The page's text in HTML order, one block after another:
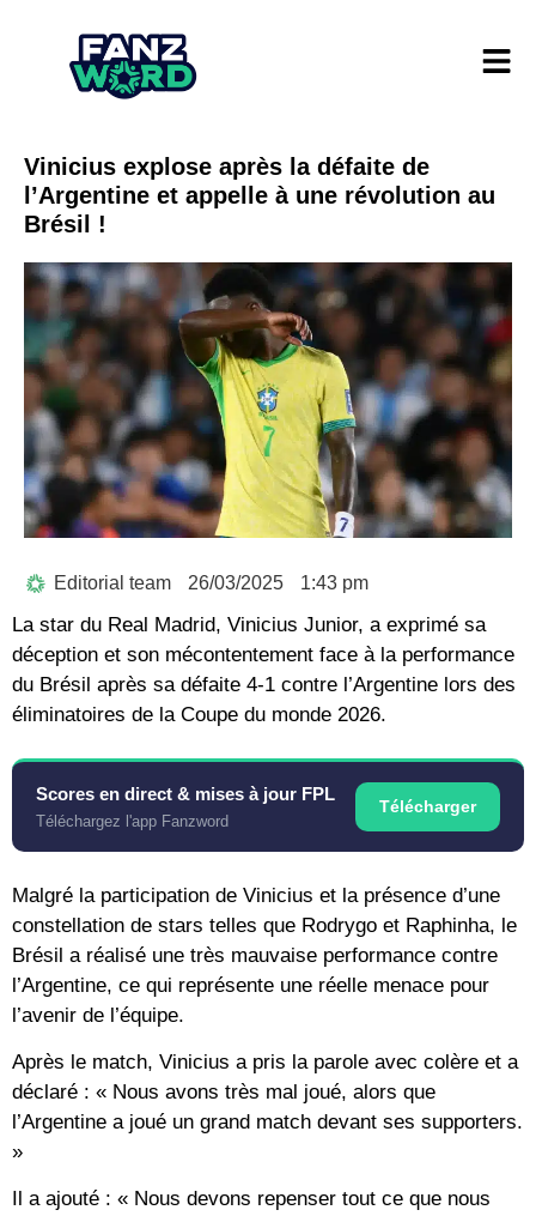
Vinicius explose après la défaite de
l’Argentine et appelle à une révolution au
Brésil !
Editorial team 26/03/2025 1:43 pm
La star du Real Madrid, Vinicius Junior, a exprimé sa
déception et son mécontentement face à la performance
du Brésil après sa défaite 4-1 contre l’Argentine lors des
éliminatoires de la Coupe du monde 2026.
Scores en direct & mises à jour FPL
Téléchargez l'app Fanzword
Télécharger
Malgré la participation de Vinicius et la présence d’une
constellation de stars telles que Rodrygo et Raphinha, le
Brésil a réalisé une très mauvaise performance contre
l’Argentine, ce qui représente une réelle menace pour
l’avenir de l’équipe.
Après le match, Vinicius a pris la parole avec colère et a
déclaré : « Nous avons très mal joué, alors que
l’Argentine a joué un grand match devant ses supporters.
»
Il a ajouté : « Nous devons repenser tout ce que nous